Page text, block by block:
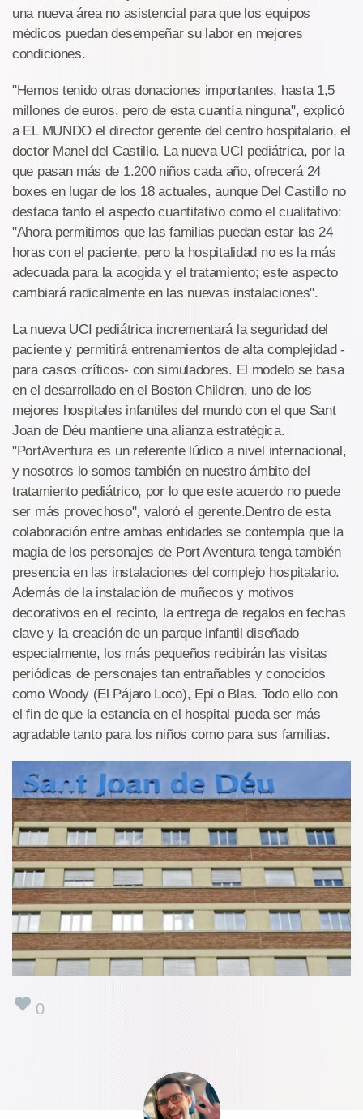
una nueva área no asistencial para que los equipos
médicos puedan desempeñar su labor en mejores
condiciones.
"Hemos tenido otras donaciones importantes, hasta 1,5
millones de euros, pero de esta cuantía ninguna", explicó
a EL MUNDO el director gerente del centro hospitalario, el
doctor Manel del Castillo. La nueva UCI pediátrica, por la
que pasan más de 1.200 niños cada año, ofrecerá 24
boxes en lugar de los 18 actuales, aunque Del Castillo no
destaca tanto el aspecto cuantitativo como el cualitativo:
"Ahora permitimos que las familias puedan estar las 24
horas con el paciente, pero la hospitalidad no es la más
adecuada para la acogida y el tratamiento; este aspecto
cambiará radicalmente en las nuevas instalaciones".
La nueva UCI pediátrica incrementará la seguridad del
paciente y permitirá entrenamientos de alta complejidad -
para casos críticos- con simuladores. El modelo se basa
en el desarrollado en el Boston Children, uno de los
mejores hospitales infantiles del mundo con el que Sant
Joan de Déu mantiene una alianza estratégica.
"PortAventura es un referente lúdico a nivel internacional,
y nosotros lo somos también en nuestro ámbito del
tratamiento pediátrico, por lo que este acuerdo no puede
ser más provechoso", valoró el gerente.Dentro de esta
colaboración entre ambas entidades se contempla que la
magia de los personajes de Port Aventura tenga también
presencia en las instalaciones del complejo hospitalario.
Además de la instalación de muñecos y motivos
decorativos en el recinto, la entrega de regalos en fechas
clave y la creación de un parque infantil diseñado
especialmente, los más pequeños recibirán las visitas
periódicas de personajes tan entrañables y conocidos
como Woody (El Pájaro Loco), Epi o Blas. Todo ello con
el fin de que la estancia en el hospital pueda ser más
agradable tanto para los niños como para sus familias.
0